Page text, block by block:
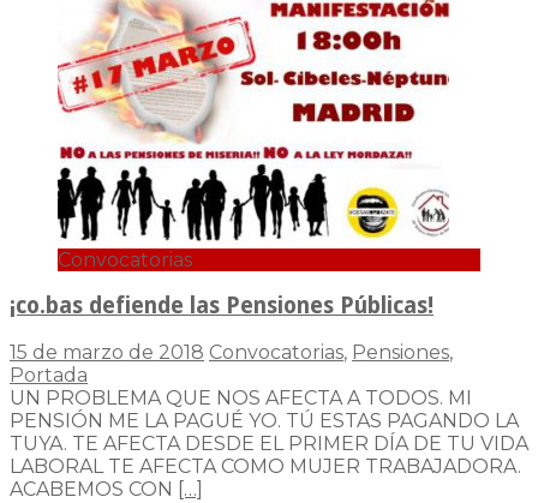
Convocatorias
¡co.bas defiende las Pensiones Públicas!
15 de marzo de 2018 Convocatorias, Pensiones,
Portada
UN PROBLEMA QUE NOS AFECTA A TODOS. MI
PENSIÓN ME LA PAGUÉ YO. TÚ ESTAS PAGANDO LA
TUYA. TE AFECTA DESDE EL PRIMER DÍA DE TU VIDA
LABORAL TE AFECTA COMO MUJER TRABAJADORA.
ACABEMOS CON […]